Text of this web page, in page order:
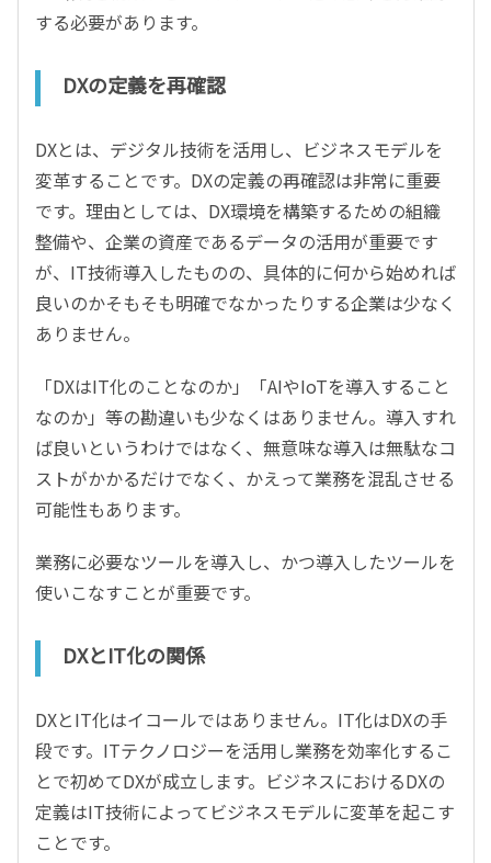
する必要があります。
DXの定義を再確認
DXとは、デジタル技術を活用し、ビジネスモデルを
変革することです。DXの定義の再確認は非常に重要
です。理由としては、DX環境を構築するための組織
整備や、企業の資産であるデータの活用が重要です
が、IT技術導入したものの、具体的に何から始めれば
良いのかそもそも明確でなかったりする企業は少なく
ありません。
「DXはIT化のことなのか」「AIやIoTを導入すること
なのか」等の勘違いも少なくはありません。導入すれ
ば良いというわけではなく、無意味な導入は無駄なコ
ストがかかるだけでなく、かえって業務を混乱させる
可能性もあります。
業務に必要なツールを導入し、かつ導入したツールを
使いこなすことが重要です。
DXとIT化の関係
DXとIT化はイコールではありません。IT化はDXの手
段です。ITテクノロジーを活用し業務を効率化するこ
とで初めてDXが成立します。ビジネスにおけるDXの
定義はIT技術によってビジネスモデルに変革を起こす
ことです。